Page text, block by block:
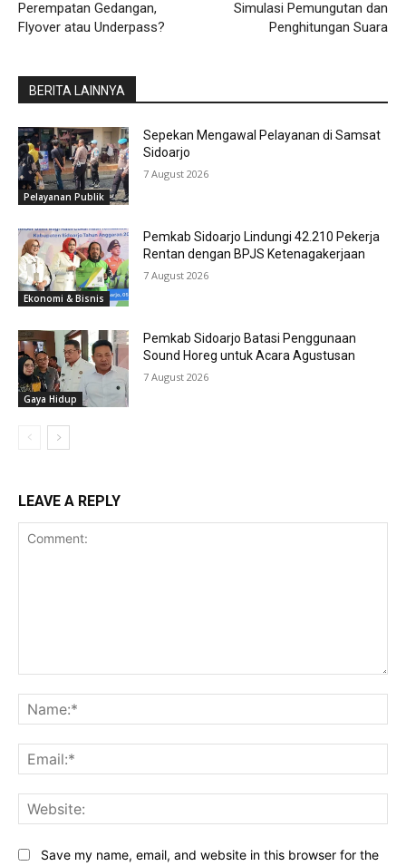
Perempatan Gedangan,
Flyover atau Underpass?
Simulasi Pemungutan dan
Penghitungan Suara
BERITA LAINNYA
Pelayanan Publik
Sepekan Mengawal Pelayanan di Samsat
Sidoarjo
7 August 2026
Ekonomi & Bisnis
Pemkab Sidoarjo Lindungi 42.210 Pekerja
Rentan dengan BPJS Ketenagakerjaan
7 August 2026
Gaya Hidup
Pemkab Sidoarjo Batasi Penggunaan
Sound Horeg untuk Acara Agustusan
7 August 2026
LEAVE A REPLY
Save my name, email, and website in this browser for the